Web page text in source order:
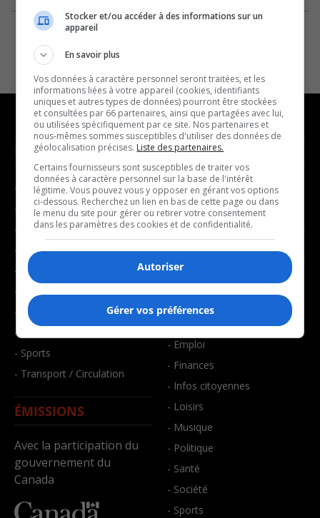
NOUVELLES
- Affaires municipales
- Communauté / Social
- Culture
- Économie
- Éducation
- Environnement
- Faits divers
- Santé et bien-être
- Sports
- Transport / Circulation
ÉMISSIONS
Avec la participation du
gouvernement du
Canada
MUSIQUE
- Décompte franco
- Joué récemment
BALADOS
- Affaires
- Art de vivre
- Bien-être
- Emploi
- Finances
- Infos citoyennes
- Loisirs
- Musique
- Politique
- Santé
- Société
- Sports
Stocker et/ou accéder à des informations sur un
appareil
En savoir plus
Vos données à caractère personnel seront traitées, et les
informations liées à votre appareil (cookies, identifiants
uniques et autres types de données) pourront être stockées
et consultées par 66 partenaires, ainsi que partagées avec lui,
ou utilisées spécifiquement par ce site. Nos partenaires et
nous-mêmes sommes susceptibles d'utiliser des données de
géolocalisation précises. Liste des partenaires.
Certains fournisseurs sont susceptibles de traiter vos
données à caractère personnel sur la base de l'intérêt
légitime. Vous pouvez vous y opposer en gérant vos options
ci-dessous. Recherchez un lien en bas de cette page ou dans
le menu du site pour gérer ou retirer votre consentement
dans les paramètres des cookies et de confidentialité.
Autoriser
Gérer vos préférences